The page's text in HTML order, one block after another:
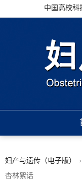
中国高校科
妇产与遗传（电子版）
杏林絮话